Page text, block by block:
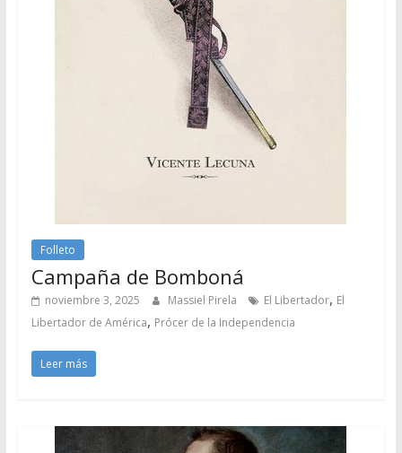
Folleto
Campaña de Bomboná
noviembre 3, 2025 Massiel Pirela El Libertador, El
Libertador de América, Prócer de la Independencia
Leer más